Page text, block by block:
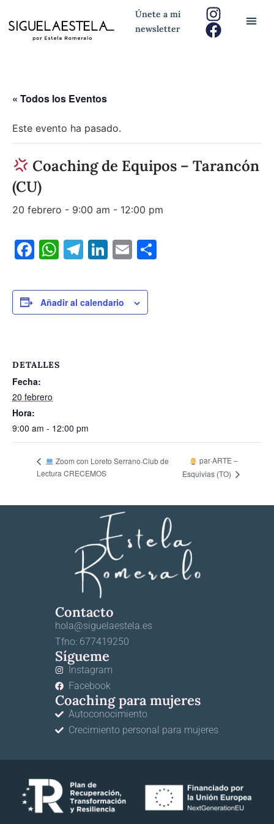
Únete a mi
newsletter
« Todos los Eventos
Este evento ha pasado.
Coaching de Equipos – Tarancón
(CU)
20 febrero - 9:00 am - 12:00 pm
Facebook
WhatsApp
Telegram
LinkedIn
Email
Añadir al calendario
DETALLES
Fecha:
20 febrero
Hora:
9:00 am - 12:00 pm
Zoom con Loreto Serrano·Club de
Lectura CRECEMOS
par·ARTE –
Esquivias (TO)
Contacto
hola@siguelaestela.es
Tfno: 677419250
Sígueme
Instagram
Facebook
Coaching para mujeres
Autoconocimiento
Crecimiento personal para mujeres